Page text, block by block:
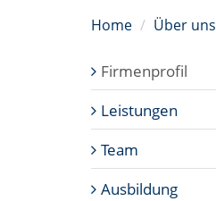
Home Über uns
Firmenprofil
Leistungen
Team
Ausbildung